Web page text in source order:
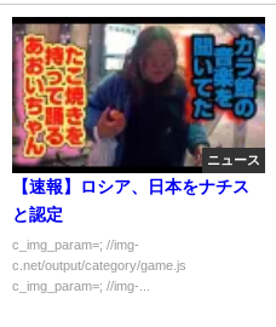
ニュース
【速報】ロシア、日本をナチス
と認定
c_img_param=; //img-
c.net/output/category/game.js
c_img_param=; //img-...